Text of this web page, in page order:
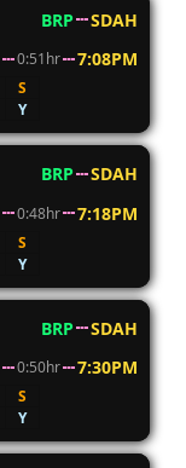
BRP
SDAH
0:51hr 7:08PM
S
Y
BRP
SDAH
0:48hr 7:18PM
S
Y
BRP
SDAH
0:50hr 7:30PM
S
Y